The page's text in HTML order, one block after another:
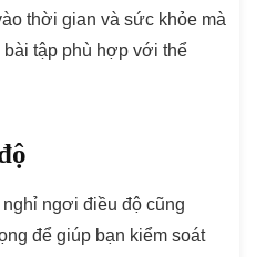
thời gian và sức khỏe mà
tập phù hợp với thể
ngơi điều độ cũng
để giúp bạn kiểm soát